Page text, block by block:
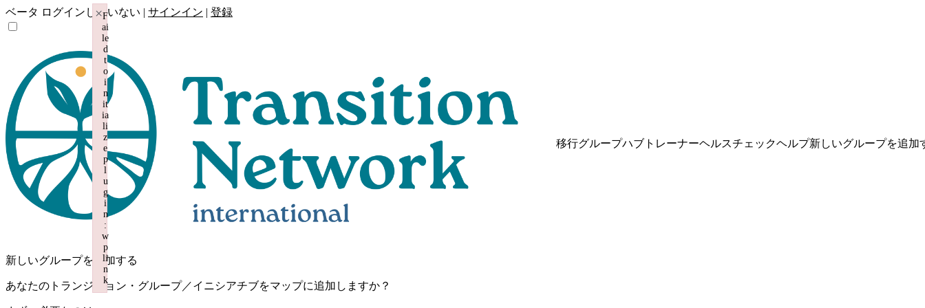
ベータ ログインしていない | サインイン | 登録
移行グループハブ トレーナーヘルスチェックヘルプ新しいグループを追加
新しいグループを追加する
あなたのトランジション・グループ／イニシアチブをマップに追加しますか？
F
ai
le
d
t
o
i
n
it
ia
li
z
e
p
l
u
g
i
n
:
w
p
li
n
k
×
Failed to initialize plugin: wplink